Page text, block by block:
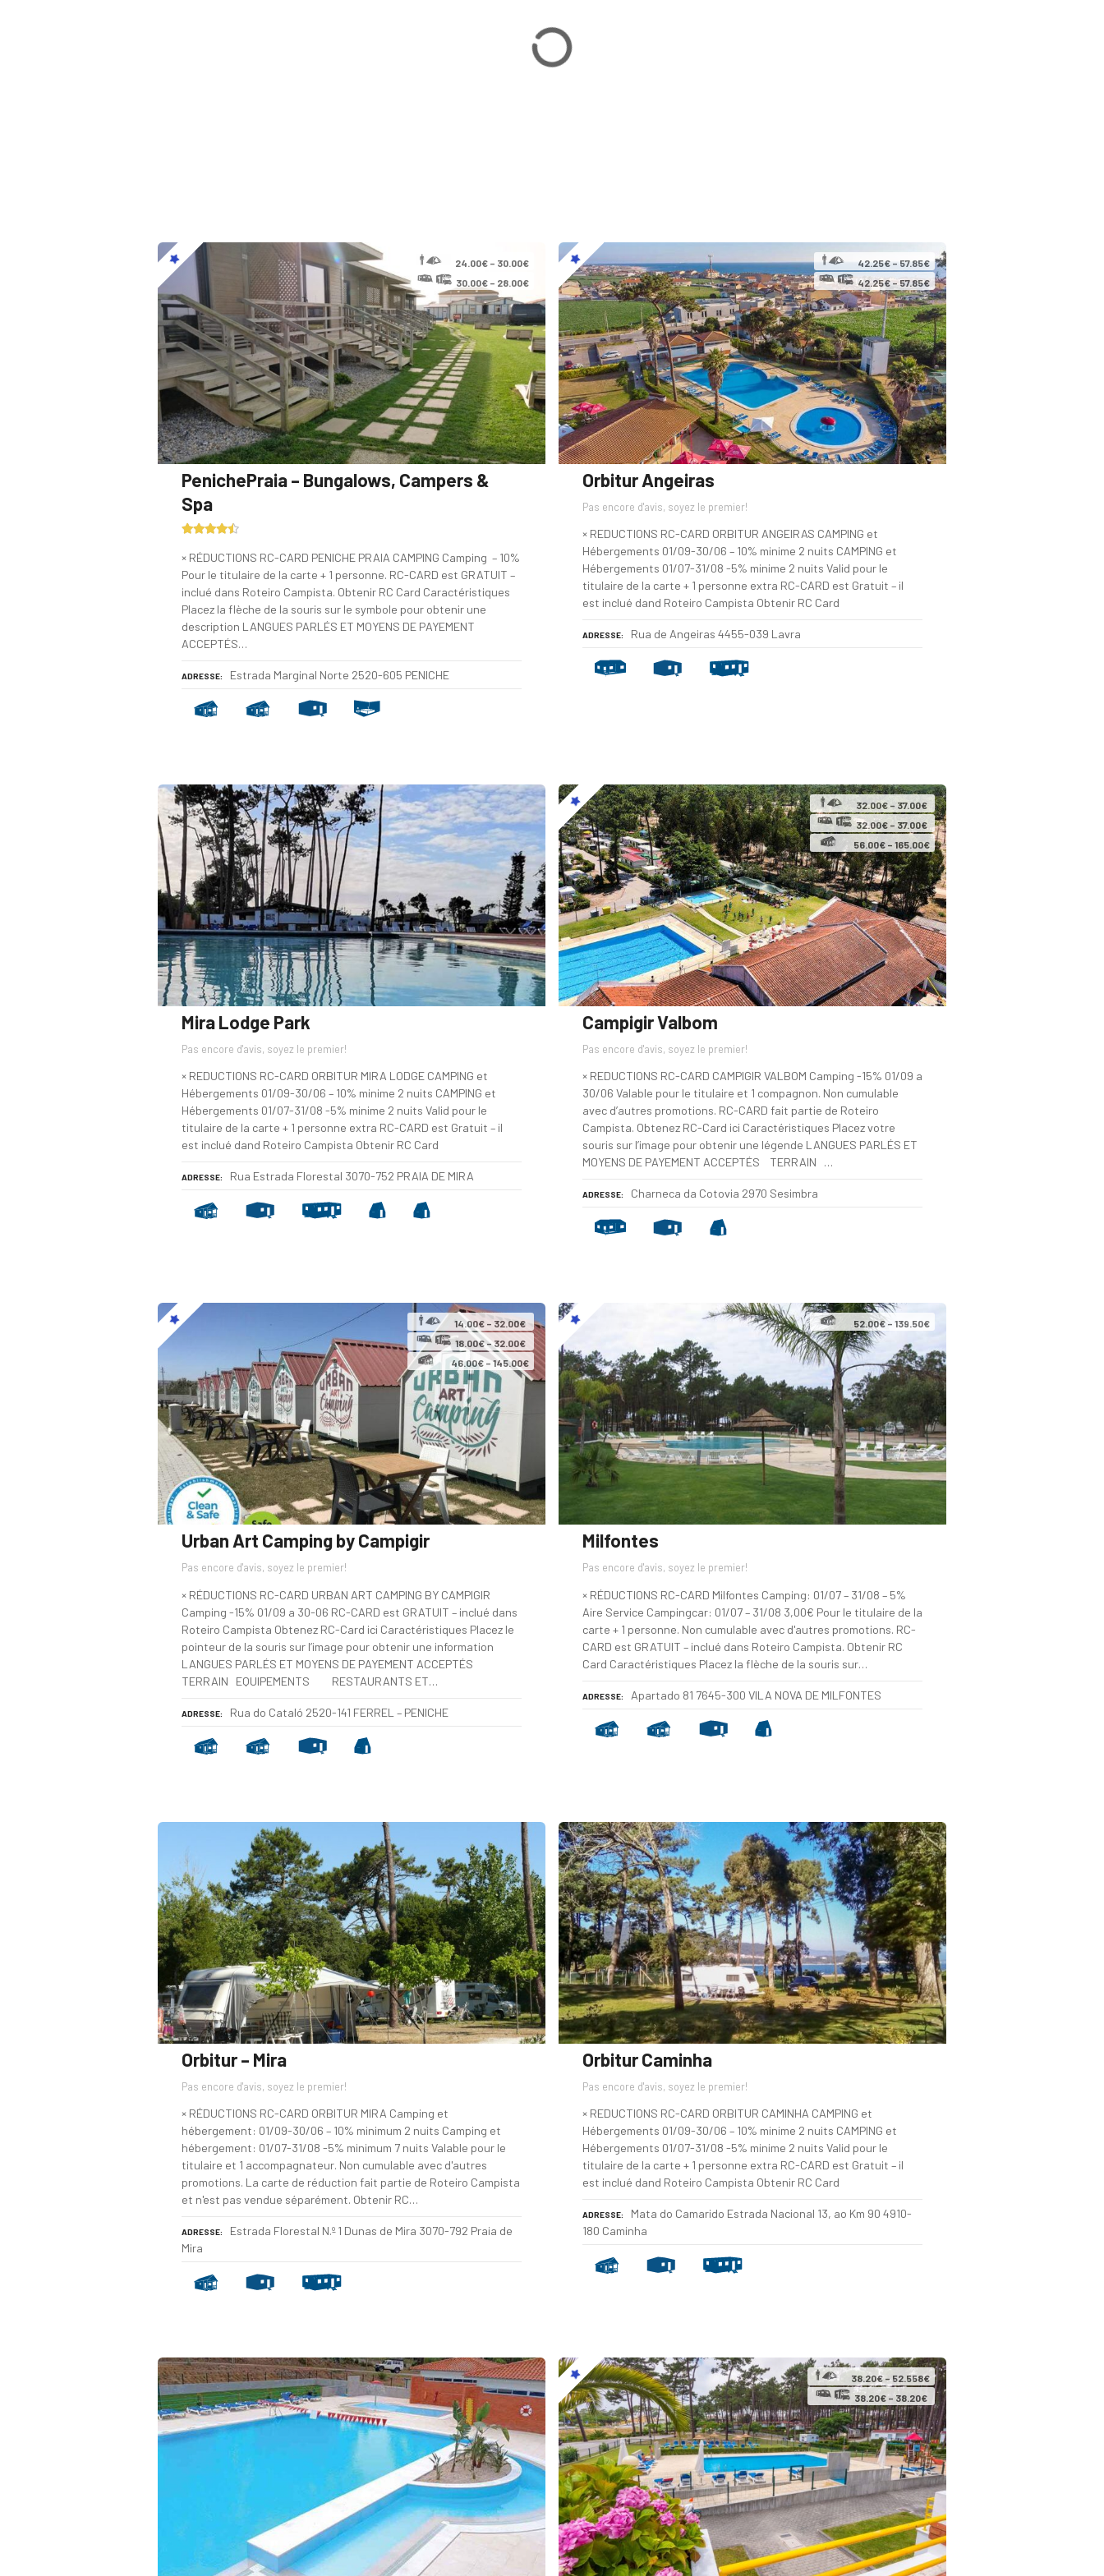
24.00€ – 30.00€
30.00€ – 28.00€
PenichePraia – Bungalows, Campers &
Spa
× RÉDUCTIONS RC-CARD PENICHE PRAIA CAMPING Camping – 10%
Pour le titulaire de la carte + 1 personne. RC-CARD est GRATUIT –
inclué dans Roteiro Campista. Obtenir RC Card Caractéristiques
Placez la flèche de la souris sur le symbole pour obtenir une
description LANGUES PARLÉS ET MOYENS DE PAYEMENT
ACCEPTÉS…
ADRESSE Estrada Marginal Norte 2520-605 PENICHE
42.25€ – 57.85€
42.25€ – 57.85€
Orbitur Angeiras
Pas encore d'avis, soyez le premier!
× REDUCTIONS RC-CARD ORBITUR ANGEIRAS CAMPING et
Hébergements 01/09-30/06 – 10% minime 2 nuits CAMPING et
Hébergements 01/07-31/08 -5% minime 2 nuits Valid pour le
titulaire de la carte + 1 personne extra RC-CARD est Gratuit – il
est inclué dand Roteiro Campista Obtenir RC Card
ADRESSE Rua de Angeiras 4455-039 Lavra
Mira Lodge Park
Pas encore d'avis, soyez le premier!
× REDUCTIONS RC-CARD ORBITUR MIRA LODGE CAMPING et
Hébergements 01/09-30/06 – 10% minime 2 nuits CAMPING et
Hébergements 01/07-31/08 -5% minime 2 nuits Valid pour le
titulaire de la carte + 1 personne extra RC-CARD est Gratuit – il
est inclué dand Roteiro Campista Obtenir RC Card
ADRESSE Rua Estrada Florestal 3070-752 PRAIA DE MIRA
32.00€ – 37.00€
32.00€ – 37.00€
56.00€ – 165.00€
Campigir Valbom
Pas encore d'avis, soyez le premier!
× REDUCTIONS RC-CARD CAMPIGIR VALBOM Camping -15% 01/09 a
30/06 Valable pour le titulaire et 1 compagnon. Non cumulable
avec d’autres promotions. RC-CARD fait partie de Roteiro
Campista. Obtenez RC-Card ici Caractéristiques Placez votre
souris sur l’image pour obtenir une légende LANGUES PARLÉS ET
MOYENS DE PAYEMENT ACCEPTÉS TERRAIN …
ADRESSE Charneca da Cotovia 2970 Sesimbra
14.00€ – 32.00€
18.00€ – 32.00€
46.00€ – 145.00€
Urban Art Camping by Campigir
Pas encore d'avis, soyez le premier!
× RÉDUCTIONS RC-CARD URBAN ART CAMPING BY CAMPIGIR
Camping -15% 01/09 a 30-06 RC-CARD est GRATUIT – inclué dans
Roteiro Campista Obtenez RC-Card ici Caractéristiques Placez le
pointeur de la souris sur l’image pour obtenir une information
LANGUES PARLÉS ET MOYENS DE PAYEMENT ACCEPTÉS
TERRAIN EQUIPEMENTS RESTAURANTS ET…
ADRESSE Rua do Cataló 2520-141 FERREL – PENICHE
52.00€ – 139.50€
Milfontes
Pas encore d'avis, soyez le premier!
× RÉDUCTIONS RC-CARD Milfontes Camping: 01/07 – 31/08 – 5%
Aire Service Campingcar: 01/07 – 31/08 3,00€ Pour le titulaire de la
carte + 1 personne. Non cumulable avec d'autres promotions. RC-
CARD est GRATUIT – inclué dans Roteiro Campista. Obtenir RC
Card Caractéristiques Placez la flèche de la souris sur…
ADRESSE Apartado 81 7645-300 VILA NOVA DE MILFONTES
Orbitur – Mira
Pas encore d'avis, soyez le premier!
× RÉDUCTIONS RC-CARD ORBITUR MIRA Camping et
hébergement: 01/09-30/06 – 10% minimum 2 nuits Camping et
hébergement: 01/07-31/08 -5% minimum 7 nuits Valable pour le
titulaire et 1 accompagnateur. Non cumulable avec d'autres
promotions. La carte de réduction fait partie de Roteiro Campista
et n'est pas vendue séparément. Obtenir RC…
ADRESSE
Estrada Florestal N.º 1 Dunas de Mira 3070-792 Praia de
Mira
Orbitur Caminha
Pas encore d'avis, soyez le premier!
× REDUCTIONS RC-CARD ORBITUR CAMINHA CAMPING et
Hébergements 01/09-30/06 – 10% minime 2 nuits CAMPING et
Hébergements 01/07-31/08 -5% minime 2 nuits Valid pour le
titulaire de la carte + 1 personne extra RC-CARD est Gratuit – il
est inclué dand Roteiro Campista Obtenir RC Card
ADRESSE
Mata do Camarido Estrada Nacional 13, ao Km 90 4910-
180 Caminha
38.20€ – 52.558€
38.20€ – 38.20€